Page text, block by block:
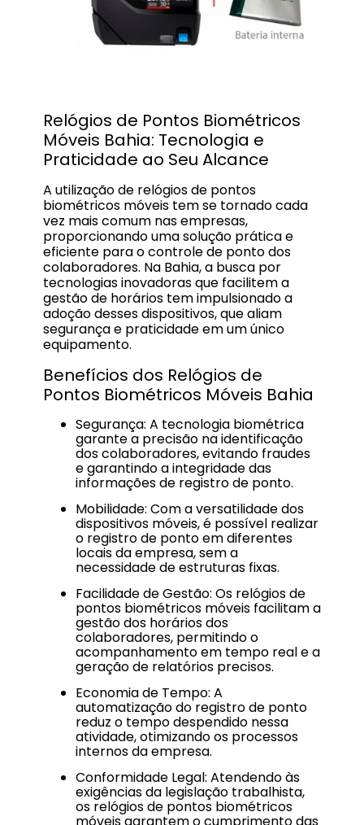
Relógios de Pontos Biométricos
Móveis Bahia: Tecnologia e
Praticidade ao Seu Alcance
A utilização de relógios de pontos
biométricos móveis tem se tornado cada
vez mais comum nas empresas,
proporcionando uma solução prática e
eficiente para o controle de ponto dos
colaboradores. Na Bahia, a busca por
tecnologias inovadoras que facilitem a
gestão de horários tem impulsionado a
adoção desses dispositivos, que aliam
segurança e praticidade em um único
equipamento.
Benefícios dos Relógios de
Pontos Biométricos Móveis Bahia
Segurança: A tecnologia biométrica
garante a precisão na identificação
dos colaboradores, evitando fraudes
e garantindo a integridade das
informações de registro de ponto.
Mobilidade: Com a versatilidade dos
dispositivos móveis, é possível realizar
o registro de ponto em diferentes
locais da empresa, sem a
necessidade de estruturas fixas.
Facilidade de Gestão: Os relógios de
pontos biométricos móveis facilitam a
gestão dos horários dos
colaboradores, permitindo o
acompanhamento em tempo real e a
geração de relatórios precisos.
Economia de Tempo: A
automatização do registro de ponto
reduz o tempo despendido nessa
atividade, otimizando os processos
internos da empresa.
Conformidade Legal: Atendendo às
exigências da legislação trabalhista,
os relógios de pontos biométricos
móveis garantem o cumprimento das